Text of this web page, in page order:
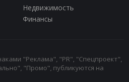
Недвижимость
Финансы
"Реклама", "PR", "Спецпроект",
"Промо", публикуются на